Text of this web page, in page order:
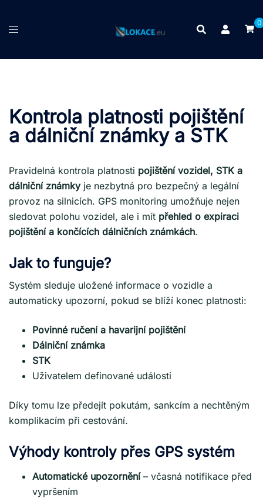
0
Kontrola platnosti pojištění
a dálniční známky a STK
Pravidelná kontrola platnosti pojištění vozidel, STK a
dálniční známkyje nezbytná pro bezpečný a legální
provoz na silnicích. GPS monitoring umožňuje nejen
sledovat polohu vozidel, ale i mít přehled o expiraci
pojištění a končících dálničních známkách.
Jak to funguje?
Systém sleduje uložené informace o vozidle a
automaticky upozorní, pokud se blíží konec platnosti:
Povinné ručení a havarijní pojištění
Dálniční známka
STK
Uživatelem definované události
Díky tomu lze předejít pokutám, sankcím a nechtěným
komplikacím při cestování.
Výhody kontroly přes GPS systém
Automatické upozornění– včasná notifikace před
vypršením